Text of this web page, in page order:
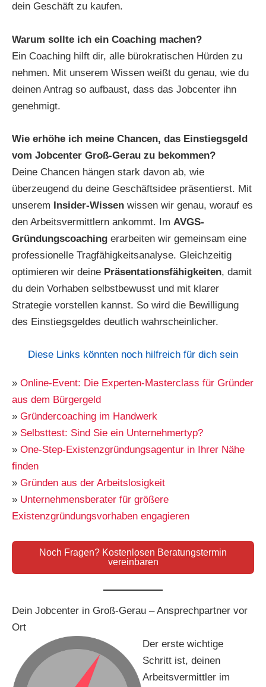
dein Geschäft zu kaufen.
Warum sollte ich ein Coaching machen?
Ein Coaching hilft dir, alle bürokratischen Hürden zu
nehmen. Mit unserem Wissen weißt du genau, wie du
deinen Antrag so aufbaust, dass das Jobcenter ihn
genehmigt.
Wie erhöhe ich meine Chancen, das Einstiegsgeld
vom Jobcenter Groß-Gerau zu bekommen?
Deine Chancen hängen stark davon ab, wie
überzeugend du deine Geschäftsidee präsentierst. Mit
unserem Insider-Wissen wissen wir genau, worauf es
den Arbeitsvermittlern ankommt. Im AVGS-
Gründungscoaching erarbeiten wir gemeinsam eine
professionelle Tragfähigkeitsanalyse. Gleichzeitig
optimieren wir deine Präsentationsfähigkeiten, damit
du dein Vorhaben selbstbewusst und mit klarer
Strategie vorstellen kannst. So wird die Bewilligung
des Einstiegsgeldes deutlich wahrscheinlicher.
Diese Links könnten noch hilfreich für dich sein
» Online-Event: Die Experten-Masterclass für Gründer
aus dem Bürgergeld
» Gründercoaching im Handwerk
» Selbsttest: Sind Sie ein Unternehmertyp?
» One-Step-Existenzgründungsagentur in Ihrer Nähe
finden
» Gründen aus der Arbeitslosigkeit
» Unternehmensberater für größere
Existenzgründungsvorhaben engagieren
Noch Fragen? Kostenlosen Beratungstermin
vereinbaren
Dein Jobcenter in Groß-Gerau – Ansprechpartner vor
Ort
Der erste wichtige
Schritt ist, deinen
Arbeitsvermittler im